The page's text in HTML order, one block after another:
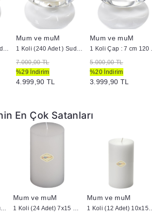
1 Koli (120 Adet ) Suda Yüzen Mum
Mum ve muM
1 Koli (240 Adet ) Suda Yüzen Mum
7.000,00 TL
%29 İndirim
4.999,90 TL
Mum ve muM
1 Koli
5.000,00 TL
%20 İndirim
3.999,90 TL
En Çok Satanları
1 Koli 24 Adet 6x20 Kırmızı Silindir Mum
Mum ve muM
1 Koli (24 Adet) 7x15 cm Silindir Mum Beyaz
Mum ve muM
1 Koli (12 Adet)